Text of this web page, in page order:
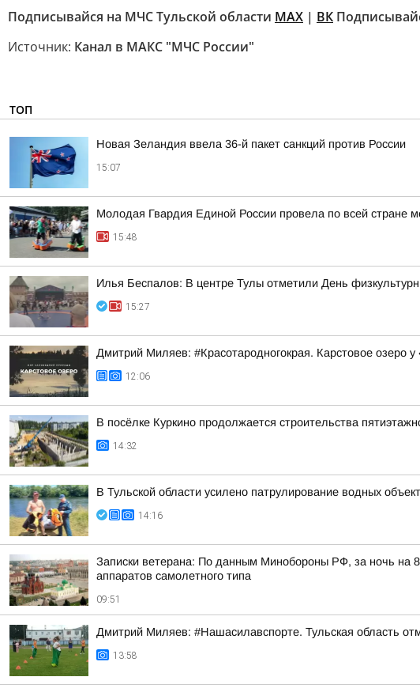
Подписывайся на МЧС Тульской области MAX | ВК
Источник: Канал в МАКС "МЧС России"
ТОП
Новая Зеландия ввела 36-й пакет санкций против России
15:07
Молодая Гвардия Единой России провела по всей стране
15:48
Илья Беспалов: В центре Тулы отметили День
15:27
Дмитрий Миляев: #Красотародногокрая. Карстовое озеро
12:06
В посёлке Куркино продолжается строительства
14:32
В Тульской области усилено патрулирование водных
14:16
Записки ветерана: По данным Минобороны РФ, за ночь на
аппаратов самолетного типа
09:51
Дмитрий Миляев: #Нашасилавспорте. Тульская область
13:58